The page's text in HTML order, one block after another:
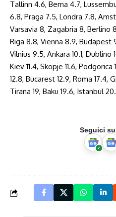
Tallinn 4.6, Berna 4.7,
6.8, Praga 7.5, Londra 7.8,
Varsavia 8, Zagabria 8, Berlino
Riga 8.8, Vienna 8.9, Budapest
Vilnius 9.5, Ankara 10.1, Dublino
Kiev 11.4, Skopje 11.6,
12.8, Bucarest 12.9, Roma 17.4,
Tirana 19, Baku 19.6, Istanbul
Seguici